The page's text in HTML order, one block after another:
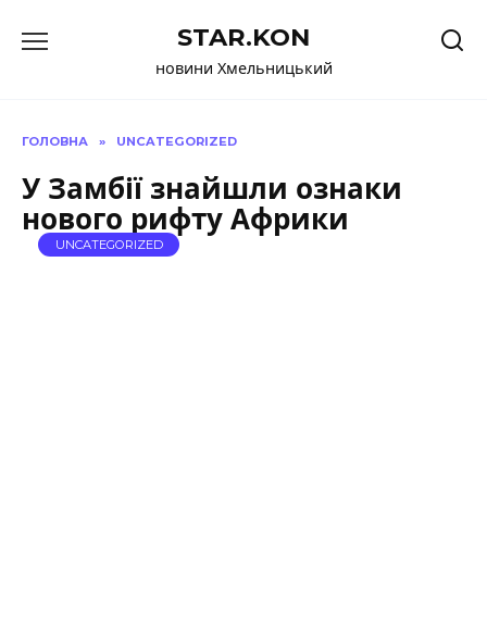
до
STAR.KON
новини Хмельницький
ГОЛОВНА » UNCATEGORIZED
У Замбії знайшли ознаки
нового рифту Африки
UNCATEGORIZED